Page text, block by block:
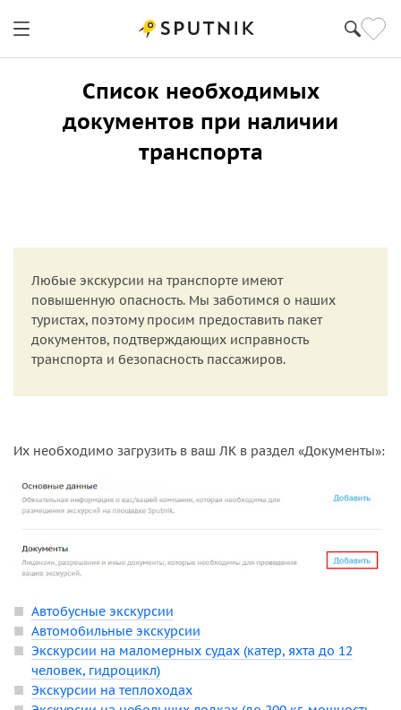
Список необходимых
документов при наличии
транспорта
Любые экскурсии на транспорте имеют
повышенную опасность. Мы заботимся о наших
туристах, поэтому просим предоставить пакет
документов, подтверждающих исправность
транспорта и безопасность пассажиров.
Их необходимо загрузить в ваш ЛК в раздел «Документы»:
Автобусные экскурсии
Автомобильные экскурсии
Экскурсии на маломерных судах (катер, яхта до 12
человек, гидроцикл)
Экскурсии на теплоходах